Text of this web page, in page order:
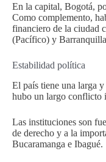
En la capital, Bogotá,
Como complemento,
financiero de la ciudad
(Pacífico) y
Estabilidad política
El país tiene una larga
hubo un largo conflicto
Las instituciones son
de derecho y a la
Bucaramanga e Ibagué.